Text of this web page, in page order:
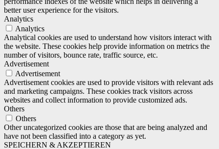
better user experience for the visitors.
Analytics
Analytics
Analytical cookies are used to understand how visitors interact with
the website. These cookies help provide information on metrics the
number of visitors, bounce rate, traffic source, etc.
Advertisement
Advertisement
Advertisement cookies are used to provide visitors with relevant ads
and marketing campaigns. These cookies track visitors across
websites and collect information to provide customized ads.
Others
Others
Other uncategorized cookies are those that are being analyzed and
have not been classified into a category as yet.
SPEICHERN & AKZEPTIEREN